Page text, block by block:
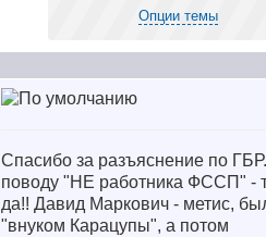
Опции темы
Спасибо за разъяснение по
поводу "НЕ работника ФССП" -
да!! Давид Маркович - метис,
"внуком Карацупы", а потом